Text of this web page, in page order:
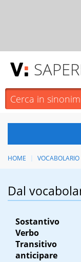
HOME VOCABOLARIO
Dal
Sostantivo
Verbo
Transitivo
anticipare